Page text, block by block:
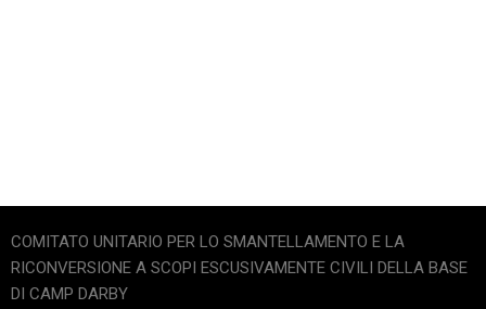
COMITATO UNITARIO PER LO SMANTELLAMENTO E LA
RICONVERSIONE A SCOPI ESCUSIVAMENTE CIVILI DELLA BASE
DI CAMP DARBY